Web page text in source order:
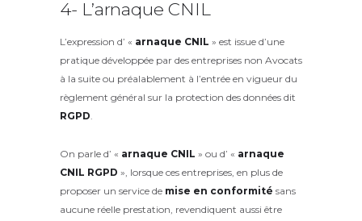
4- L’arnaque CNIL
L’expression d’ « arnaque CNIL » est issue d’une
pratique développée par des entreprises non Avocats
à la suite ou préalablement à l’entrée en vigueur du
règlement général sur la protection des données dit
RGPD.
On parle d’ « arnaque CNIL » ou d’ « arnaque
CNIL RGPD », lorsque ces entreprises, en plus de
proposer un service de mise en conformité sans
aucune réelle prestation, revendiquent aussi être